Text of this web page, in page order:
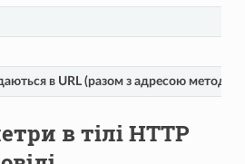
в URL (разом з адресою методу)
в тілі HTTP